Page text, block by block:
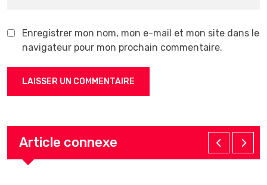
Enregistrer mon nom, mon e-mail et mon site dans le
navigateur pour mon prochain commentaire.
Article connexe